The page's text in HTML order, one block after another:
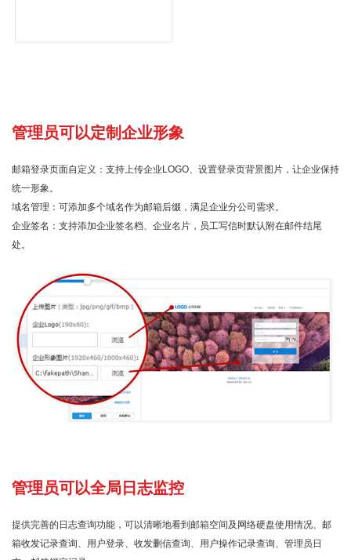
管理员可以定制企业形象
邮箱登录页面自定义：支持上传企业LOGO、设置登录页背景图片，让企业保持
统一形象。
域名管理：可添加多个域名作为邮箱后缀，满足企业分公司需求。
企业签名：支持添加企业签名档、企业名片，员工写信时默认附在邮件结尾
处。
管理员可以全局日志监控
提供完善的日志查询功能，可以清晰地看到邮箱空间及网络硬盘使用情况、邮
箱收发记录查询、用户登录、收发删信查询、用户操作记录查询、管理员日